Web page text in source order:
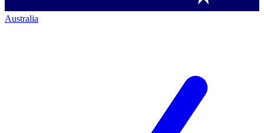
Australia